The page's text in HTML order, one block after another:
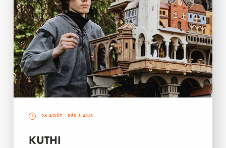
26 AOÛT - DÈS 3 ANS
KUTHI